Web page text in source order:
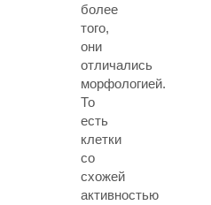
более
того,
они
отличались
морфологией.
То
есть
клетки
со
схожей
активностью